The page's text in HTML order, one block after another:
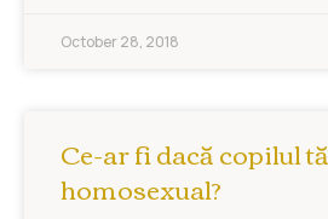
October 28, 2018
Ce-ar fi dacă copilul
homosexual?